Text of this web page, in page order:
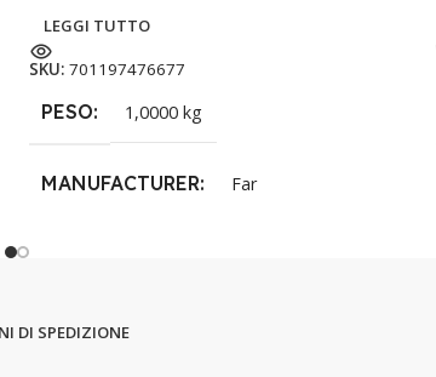
LEGGI TUTTO
SKU: 701197476677
PESO 1,0000 kg
MANUFACTURER Far
DI SPEDIZIONE